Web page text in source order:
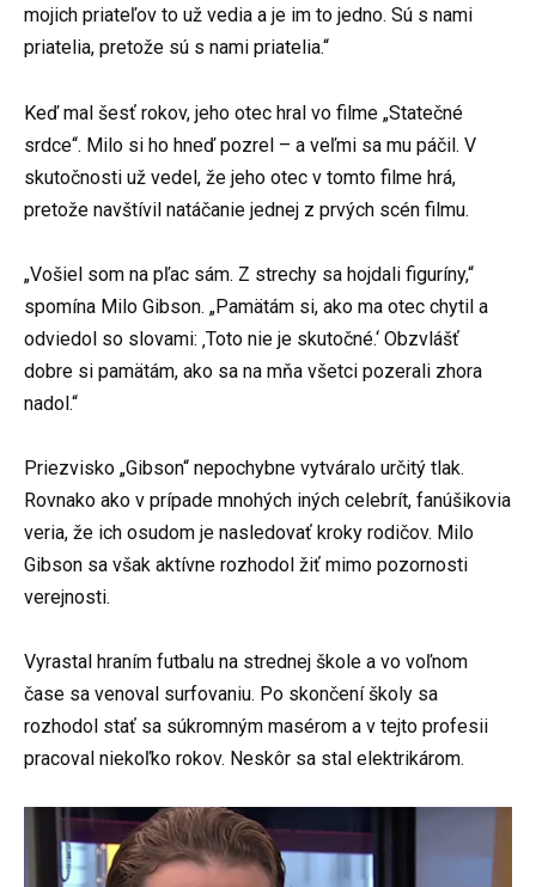
mojich priateľov to už vedia a je im to jedno. Sú s nami
priatelia, pretože sú s nami priatelia.“
Keď mal šesť rokov, jeho otec hral vo filme „Statečné
srdce“. Milo si ho hneď pozrel – a veľmi sa mu páčil. V
skutočnosti už vedel, že jeho otec v tomto filme hrá,
pretože navštívil natáčanie jednej z prvých scén filmu.
„Vošiel som na pľac sám. Z strechy sa hojdali figuríny,“
spomína Milo Gibson. „Pamätám si, ako ma otec chytil a
odviedol so slovami: ‚Toto nie je skutočné.‘ Obzvlášť
dobre si pamätám, ako sa na mňa všetci pozerali zhora
nadol.“
Priezvisko „Gibson“ nepochybne vytváralo určitý tlak.
Rovnako ako v prípade mnohých iných celebrít, fanúšikovia
veria, že ich osudom je nasledovať kroky rodičov. Milo
Gibson sa však aktívne rozhodol žiť mimo pozornosti
verejnosti.
Vyrastal hraním futbalu na strednej škole a vo voľnom
čase sa venoval surfovaniu. Po skončení školy sa
rozhodol stať sa súkromným masérom a v tejto profesii
pracoval niekoľko rokov. Neskôr sa stal elektrikárom.